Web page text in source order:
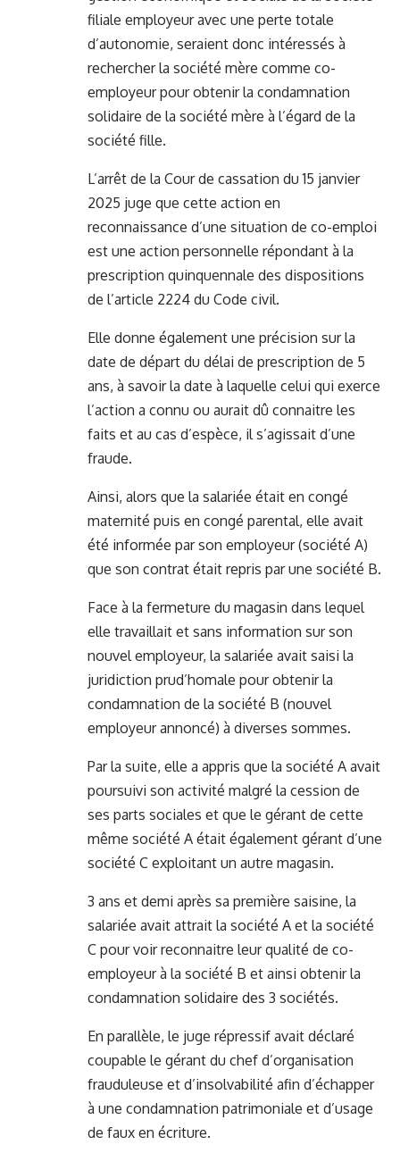
filiale employeur avec une perte totale
d’autonomie, seraient donc intéressés à
rechercher la société mère comme co-
employeur pour obtenir la condamnation
solidaire de la société mère à l’égard de la
société fille.
L’arrêt de la Cour de cassation du 15 janvier
2025 juge que cette action en
reconnaissance d’une situation de co-emploi
est une action personnelle répondant à la
prescription quinquennale des dispositions
de l’article 2224 du Code civil.
Elle donne également une précision sur la
date de départ du délai de prescription de 5
ans, à savoir la date à laquelle celui qui exerce
l’action a connu ou aurait dû connaitre les
faits et au cas d’espèce, il s’agissait d’une
fraude.
Ainsi, alors que la salariée était en congé
maternité puis en congé parental, elle avait
été informée par son employeur (société A)
que son contrat était repris par une société B.
Face à la fermeture du magasin dans lequel
elle travaillait et sans information sur son
nouvel employeur, la salariée avait saisi la
juridiction prud’homale pour obtenir la
condamnation de la société B (nouvel
employeur annoncé) à diverses sommes.
Par la suite, elle a appris que la société A avait
poursuivi son activité malgré la cession de
ses parts sociales et que le gérant de cette
même société A était également gérant d’une
société C exploitant un autre magasin.
3 ans et demi après sa première saisine, la
salariée avait attrait la société A et la société
C pour voir reconnaitre leur qualité de co-
employeur à la société B et ainsi obtenir la
condamnation solidaire des 3 sociétés.
En parallèle, le juge répressif avait déclaré
coupable le gérant du chef d’organisation
frauduleuse et d’insolvabilité afin d’échapper
à une condamnation patrimoniale et d’usage
de faux en écriture.